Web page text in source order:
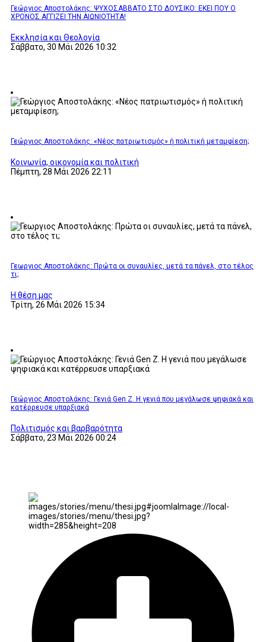
Γεώργιος Αποστολάκης: ΨΥΧΟΣΑΒΒΑΤΟ ΣΤΟ ΔΟΥΣΙΚΟ: ΕΚΕΙ ΠΟΥ Ο
ΧΡΟΝΟΣ ΑΓΓΙΖΕΙ ΤΗΝ ΑΙΩΝΙΟΤΗΤΑ!
Εκκλησία και Θεολογία
Σάββατο, 30 Μάι 2026 10:32
Γεώργιος Αποστολάκης: «Νέος πατριωτισμός» ή πολιτική μεταμφίεση;
Κοινωνία, οικονομία και πολιτική
Πέμπτη, 28 Μάι 2026 22:11
Γεωργιος Αποστολάκης: Πρώτα οι συναυλίες, μετά τα πάνελ, στο τέλος
τι;
Η θέση μας
Τρίτη, 26 Μάι 2026 15:34
Γεώργιος Αποστολάκης: Γενιά Gen Z. Η γενιά που μεγάλωσε ψηφιακά και
κατέρρευσε υπαρξιακά
Πολιτισμός και βαρβαρότητα
Σάββατο, 23 Μάι 2026 00:24